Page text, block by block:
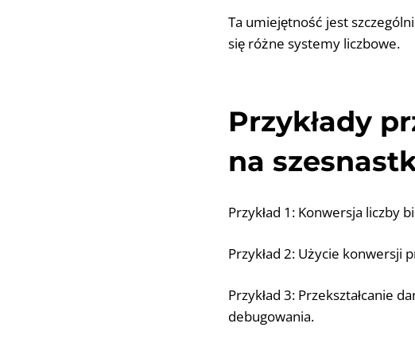
Ta umiejętność jest
się różne systemy liczbowe.
Przykłady
na
Przykład 1: Konwersja liczby
Przykład 2: Użycie
Przykład 3: Przekształcanie
debugowania.